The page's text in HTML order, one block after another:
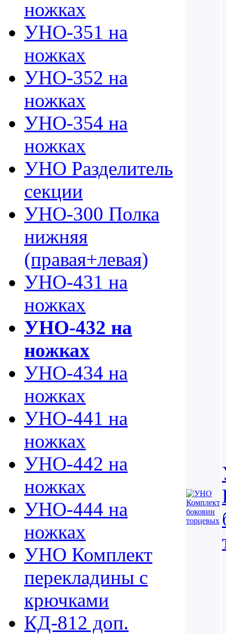
ножках
УНО-351 на
ножках
УНО-352 на
ножках
УНО-354 на
ножках
УНО Разделитель
секции
УНО-300 Полка
нижняя
(правая+левая)
УНО-431 на
ножках
УНО-432 на
ножках
УНО-434 на
ножках
УНО-441 на
ножках
УНО-442 на
ножках
УНО-444 на
ножках
УНО Комплект
перекладины с
крючками
КД-812 доп.